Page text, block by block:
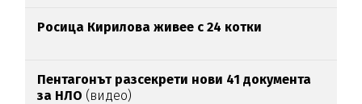
Росица Кирилова живее с 24 котки
Пентагонът разсекрети нови 41 документа
за НЛО (видео)